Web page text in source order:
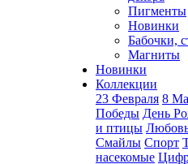
Пигменты
Новинки
Бабочки,
Магниты
Новинки
Коллекции
23 Февраля 8
Победы День
и птицы
Смайлы Спорт
насекомые